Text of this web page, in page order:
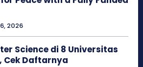
2026
Science di 8 Universitas
Cek Daftarnya